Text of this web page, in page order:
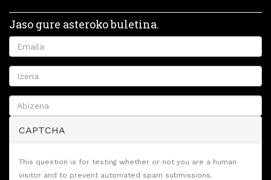
Jaso gure asteroko buletina.
CAPTCHA
This question is for testing whether or not you are a human
visitor and to prevent automated spam submissions.